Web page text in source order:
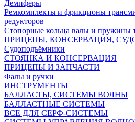
Демпферы
Ремкомплекты и фрикционы
редукторов
Стопорные кольца валы и пружины
ПРИЦЕПЫ, КОНСЕРВАЦИЯ,
Судоподъёмники
СТОЯНКА И КОНСЕРВАЦИЯ
ПРИЦЕПЫ И ЗАПЧАСТИ
Фалы и ручки
ИНСТРУМЕНТЫ
БАЛЛАСТЫ, СИСТЕМЫ ВОЛНЫ
БАЛЛАСТНЫЕ СИСТЕМЫ
ВСЕ ДЛЯ СЕРФ-СИСТЕМЫ